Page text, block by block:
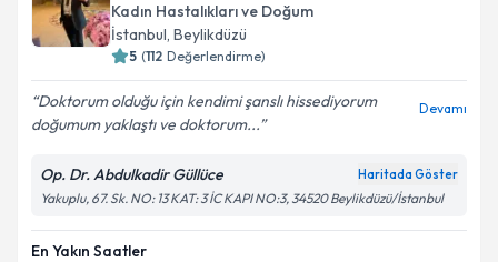
Kadın Hastalıkları ve Doğum
İstanbul, Beylikdüzü
5 (112 Değerlendirme)
Doktorum olduğu için kendimi şanslı hissediyorum
doğumum yaklaştı ve doktorum...
Devamı
Op. Dr. Abdulkadir Güllüce Haritada Göster
Yakuplu, 67. Sk. NO: 13 KAT: 3 İC KAPI NO:3, 34520 Beylikdüzü/İstanbul
En Yakın Saatler